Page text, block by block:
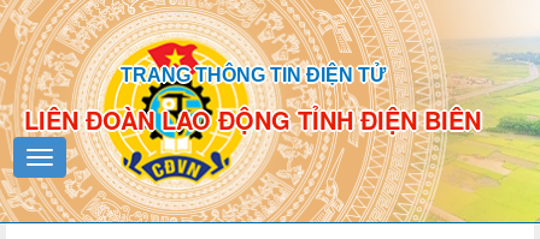
TRANG THÔNG TIN ĐIỆN TỬ
LIÊN ĐOÀN LAO ĐỘNG TỈNH ĐIỆN BIÊN